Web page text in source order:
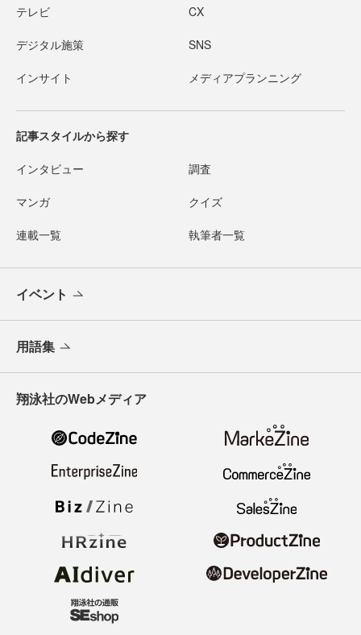
テレビ CX
デジタル施策 SNS
インサイト メディアプランニング
記事スタイルから探す
インタビュー 調査
マンガ クイズ
連載一覧 執筆者一覧
イベント
用語集
翔泳社のWebメディア